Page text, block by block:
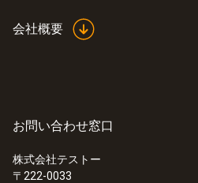
会社概要
お問い合わせ窓口
株式会社テストー
〒222-0033